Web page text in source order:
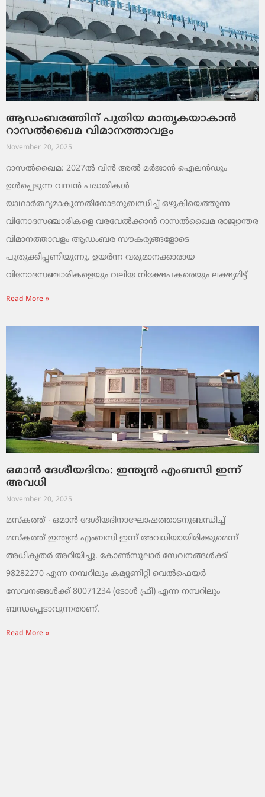
ആഡംബരത്തിന് പുതിയ മാതൃകയാകാൻ
റാസൽഖൈമ വിമാനത്താവളം
November 20, 2025
റാസൽഖൈമ: 2027ൽ വിൻ അൽ മർജാൻ ഐലൻഡും
ഉൾപ്പെടുന്ന വമ്പൻ പദ്ധതികൾ
യാഥാർത്ഥ്യമാകുന്നതിനോടനുബന്ധിച്ച് ഒഴുകിയെത്തുന്ന
വിനോദസഞ്ചാരികളെ വരവേൽക്കാൻ റാസൽഖൈമ രാജ്യാന്തര
വിമാനത്താവളം ആഡംബര സൗകര്യങ്ങളോടെ
പുതുക്കിപ്പണിയുന്നു. ഉയർന്ന വരുമാനക്കാരായ
വിനോദസഞ്ചാരികളെയും വലിയ നിക്ഷേപകരെയും ലക്ഷ്യമിട്ട്
Read More »
ഒമാൻ ദേശീയദിനം: ഇന്ത്യൻ എംബസി ഇന്ന്
അവധി
November 20, 2025
മസ്‌കത്ത് ∙ ഒമാൻ ദേശീയദിനാഘോഷത്താടനുബന്ധിച്ച്
മസ്‌കത്ത് ഇന്ത്യൻ എംബസി ഇന്ന് അവധിയായിരിക്കുമെന്ന്
അധികൃതർ അറിയിച്ചു. കോൺസുലാർ സേവനങ്ങൾക്ക്
98282270 എന്ന നമ്പറിലും കമ്യൂണിറ്റി വെൽഫെയർ
സേവനങ്ങൾക്ക് 80071234 (ടോൾ ഫ്രീ) എന്ന നമ്പറിലും
ബന്ധപ്പെടാവുന്നതാണ്.
Read More »